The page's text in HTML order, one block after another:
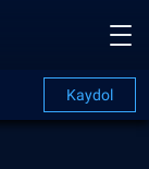
Kaydol